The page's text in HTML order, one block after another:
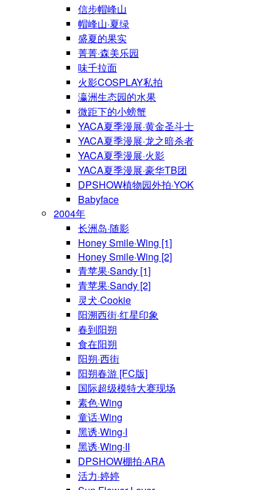
信步帽峰山
帽峰山·夏绿
盛夏的果实
菁菁·森美乐园
味千拉面
火影COSPLAY私拍
瀛洲生态园的水果
微距下的小螃蟹
YACA夏季漫展·黄金圣斗士
YACA夏季漫展·龙之暗杀者
YACA夏季漫展·火影
YACA夏季漫展·豪华TB团
DPSHOW植物园外拍·YOK
Babyface
2004年
长洲岛·随影
Honey Smile·Wing [1]
Honey Smile·Wing [2]
青苹果·Sandy [1]
青苹果·Sandy [2]
灵犬·Cookie
阳溯西街·红星印象
春到阳朔
食在阳朔
阳朔·西街
阳朔春游 [FC版]
国际超级模特大赛现场
素色·Wing
童话·Wing
黑诱·Wing·I
黑诱·Wing·II
DPSHOW棚拍·ARA
活力·婷婷